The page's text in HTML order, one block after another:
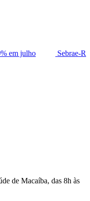
Sebrae-RN abre processo
de Macaíba, das 8h às